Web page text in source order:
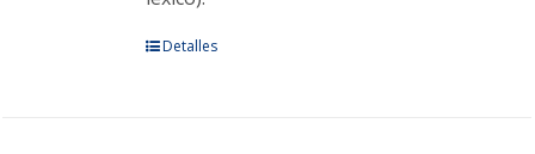
EsteDetalles